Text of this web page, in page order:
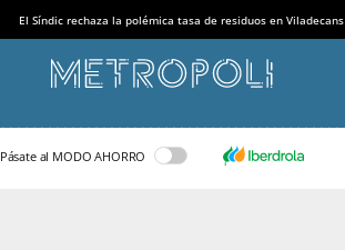
El Síndic rechaza la polémica tasa de residuos en Viladecans
Pásate al MODO AHORRO